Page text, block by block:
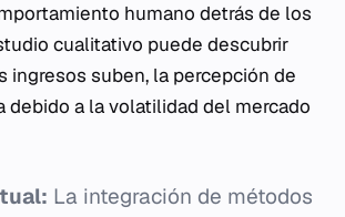
humano detrás de los
cualitativo puede descubrir
ingresos suben, la percepción de
debido a la volatilidad del mercado
La integración de métodos